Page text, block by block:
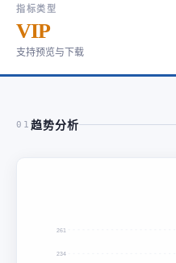
指标类型
VIP
支持预览与下载
01 趋势分析
261
234